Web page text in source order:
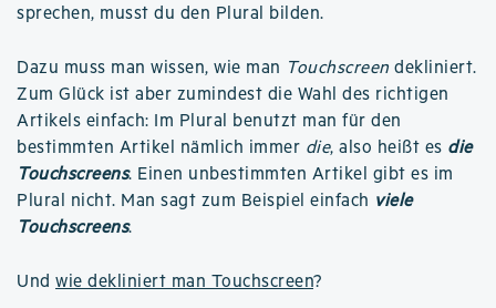
sprechen, musst du den Plural bilden.
Dazu muss man wissen, wie man Touchscreen dekliniert.
Zum Glück ist aber zumindest die Wahl des richtigen
Artikels einfach: Im Plural benutzt man für den
bestimmten Artikel nämlich immer die, also heißt es die
Touchscreens. Einen unbestimmten Artikel gibt es im
Plural nicht. Man sagt zum Beispiel einfach viele
Touchscreens.
Und wie dekliniert man Touchscreen?